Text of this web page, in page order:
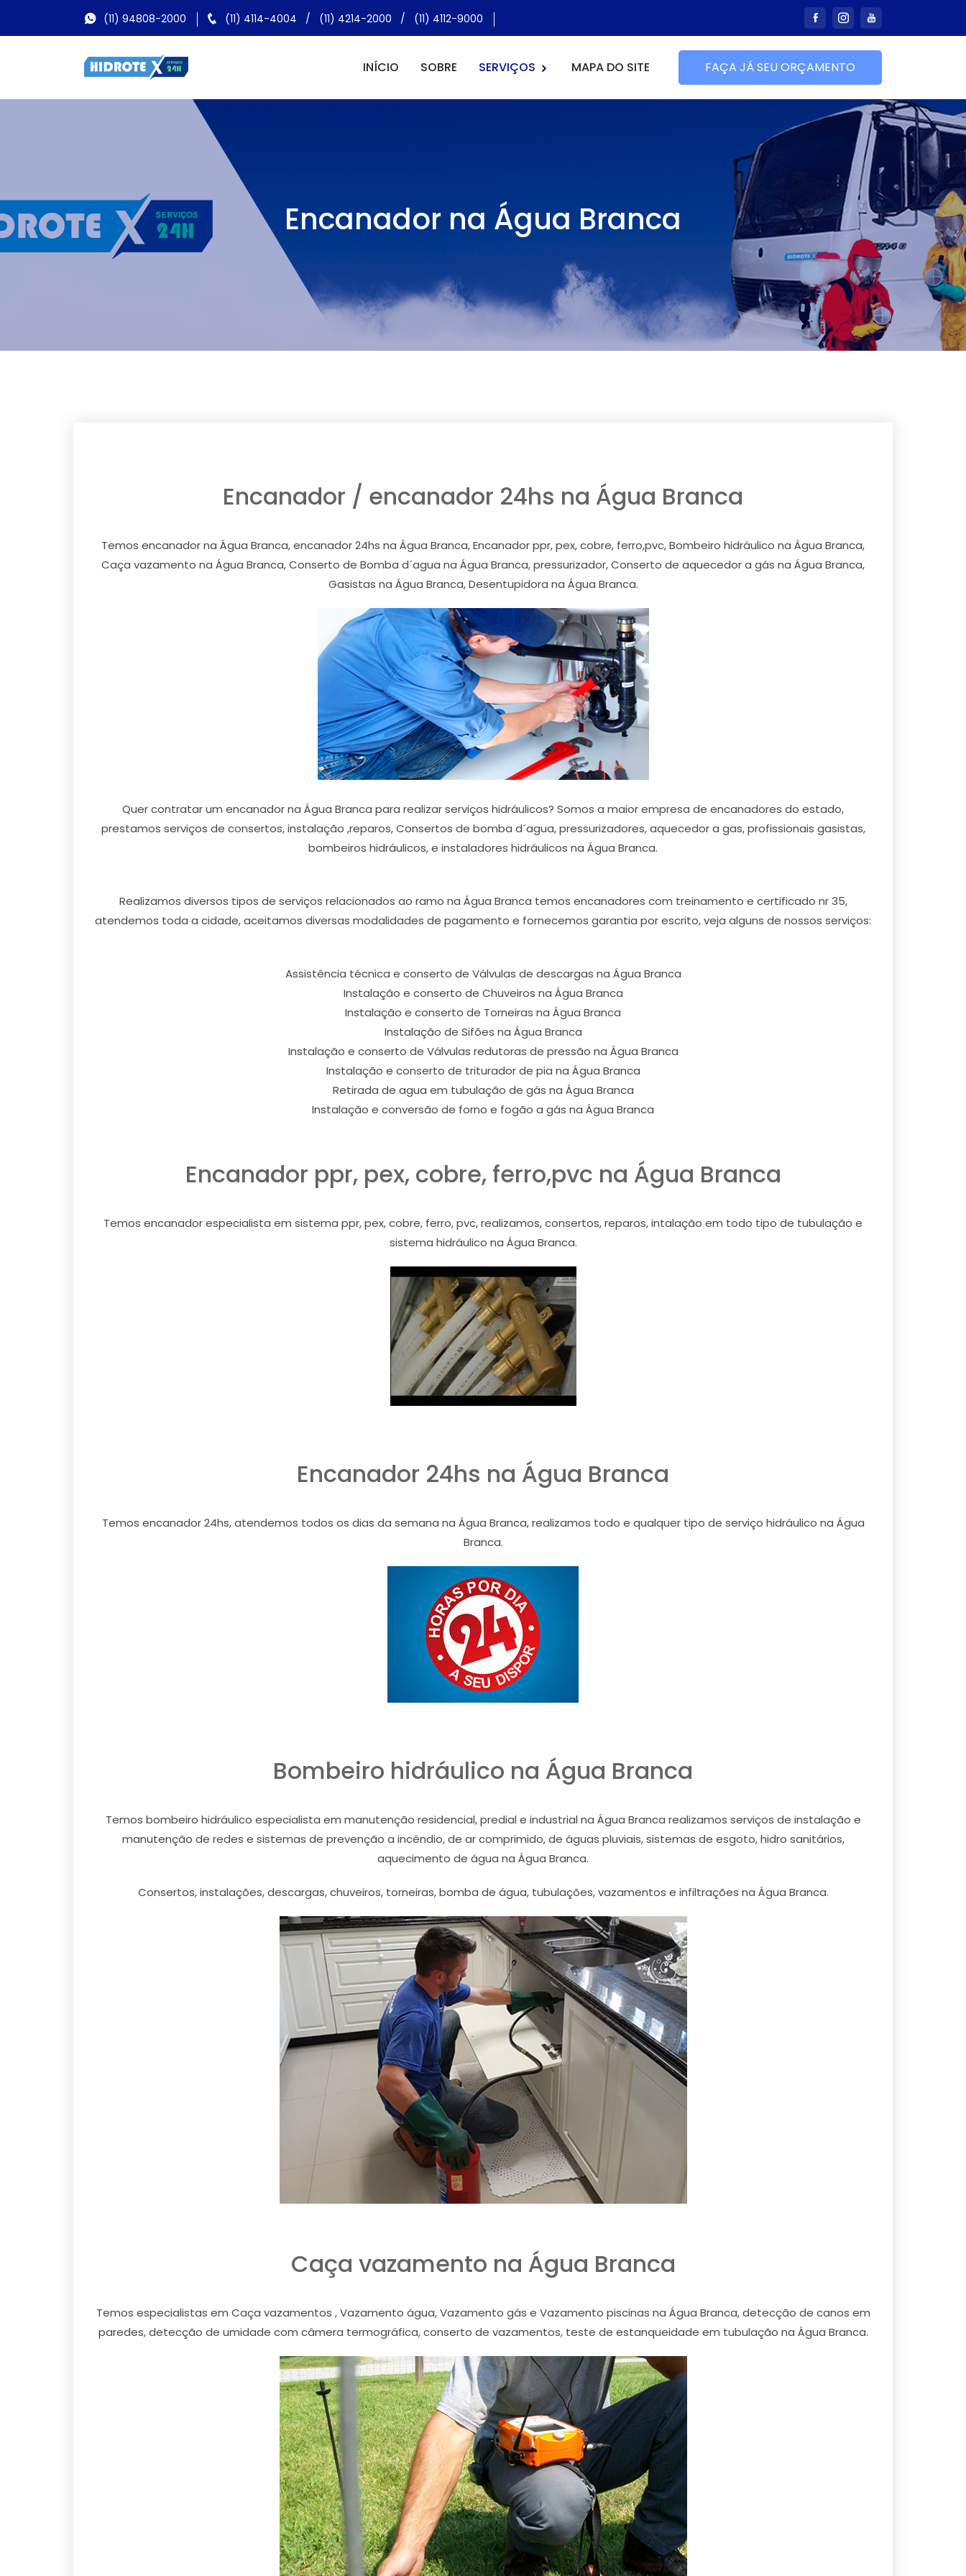
(11) 94808-2000 (11) 4114-4004 / (11) 4214-2000 / (11) 4112-9000
INÍCIO SOBRE SERVIÇOS MAPA DO SITE FAÇA JÁ SEU ORÇAMENTO
Encanador na Água Branca
Encanador / encanador 24hs na Água Branca
Temos encanador na Água Branca, encanador 24hs na Água Branca, Encanador ppr, pex, cobre, ferro,pvc, Bombeiro hidráulico na Água Branca,
Caça vazamento na Água Branca, Conserto de Bomba d´agua na Água Branca, pressurizador, Conserto de aquecedor a gás na Água Branca,
Gasistas na Água Branca, Desentupidora na Água Branca.
Quer contratar um encanador na Água Branca para realizar serviços hidráulicos? Somos a maior empresa de encanadores do estado,
prestamos serviços de consertos, instalação ,reparos, Consertos de bomba d´agua, pressurizadores, aquecedor a gas, profissionais gasistas,
bombeiros hidráulicos, e instaladores hidráulicos na Água Branca.
Realizamos diversos tipos de serviços relacionados ao ramo na Água Branca temos encanadores com treinamento e certificado nr 35,
atendemos toda a cidade, aceitamos diversas modalidades de pagamento e fornecemos garantia por escrito, veja alguns de nossos serviços:
Assistência técnica e conserto de Válvulas de descargas na Água Branca
Instalação e conserto de Chuveiros na Água Branca
Instalação e conserto de Torneiras na Água Branca
Instalação de Sifões na Água Branca
Instalação e conserto de Válvulas redutoras de pressão na Água Branca
Instalação e conserto de triturador de pia na Água Branca
Retirada de agua em tubulação de gás na Água Branca
Instalação e conversão de forno e fogão a gás na Água Branca
Encanador ppr, pex, cobre, ferro,pvc na Água Branca
Temos encanador especialista em sistema ppr, pex, cobre, ferro, pvc, realizamos, consertos, reparos, intalação em todo tipo de tubulação e
sistema hidráulico na Água Branca.
Encanador 24hs na Água Branca
Temos encanador 24hs, atendemos todos os dias da semana na Água Branca, realizamos todo e qualquer tipo de serviço hidráulico na Água
Branca.
Bombeiro hidráulico na Água Branca
Temos bombeiro hidráulico especialista em manutenção residencial, predial e industrial na Água Branca realizamos serviços de instalação e
manutenção de redes e sistemas de prevenção a incêndio, de ar comprimido, de águas pluviais, sistemas de esgoto, hidro sanitários,
aquecimento de água na Água Branca.
Consertos, instalações, descargas, chuveiros, torneiras, bomba de água, tubulações, vazamentos e infiltrações na Água Branca.
Caça vazamento na Água Branca
Temos especialistas em Caça vazamentos , Vazamento água, Vazamento gás e Vazamento piscinas na Água Branca, detecção de canos em
paredes, detecção de umidade com câmera termográfica, conserto de vazamentos, teste de estanqueidade em tubulação na Água Branca.